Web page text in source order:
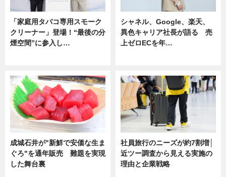
「家庭用タバコ専用スモーク
クリーナー」登場！“最後の分
煙空間”に参入し…
シャネル、Google、楽天、
異色キャリア社長が語る 売
上ゼロECを年…
成城石井が"新鮮で安価な生ま
ぐろ"を通年販売 難題を実現
した舞台裏
社員旅行のニーズが約7割増│
近ツー調査から見える実施の
理由と企業戦略